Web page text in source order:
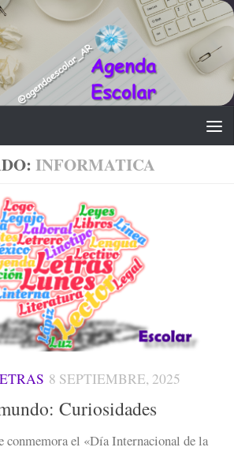
INFORMATICA
8 SEPTIEMBRE, 2025
Curiosidades
conmemora el «Día Internacional de la